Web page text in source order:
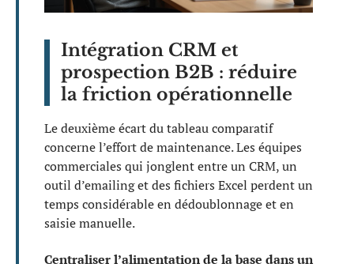
Intégration CRM et
prospection B2B : réduire
la friction opérationnelle
Le deuxième écart du tableau comparatif
concerne l’effort de maintenance. Les équipes
commerciales qui jonglent entre un CRM, un
outil d’emailing et des fichiers Excel perdent un
temps considérable en dédoublonnage et en
saisie manuelle.
Centraliser l’alimentation de la base dans un